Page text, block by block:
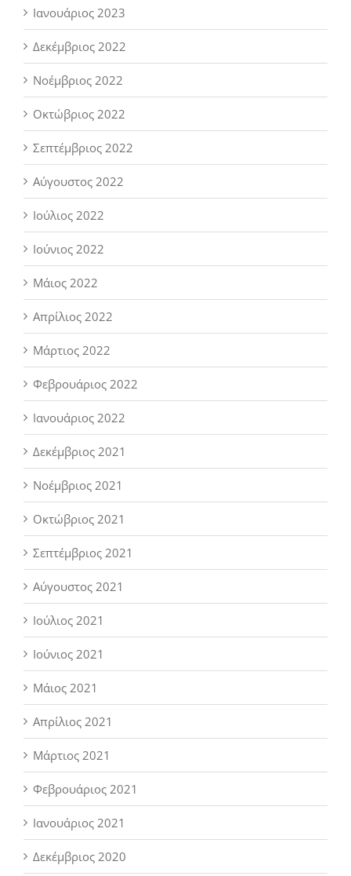
Ιανουάριος 2023
Δεκέμβριος 2022
Νοέμβριος 2022
Οκτώβριος 2022
Σεπτέμβριος 2022
Αύγουστος 2022
Ιούλιος 2022
Ιούνιος 2022
Μάιος 2022
Απρίλιος 2022
Μάρτιος 2022
Φεβρουάριος 2022
Ιανουάριος 2022
Δεκέμβριος 2021
Νοέμβριος 2021
Οκτώβριος 2021
Σεπτέμβριος 2021
Αύγουστος 2021
Ιούλιος 2021
Ιούνιος 2021
Μάιος 2021
Απρίλιος 2021
Μάρτιος 2021
Φεβρουάριος 2021
Ιανουάριος 2021
Δεκέμβριος 2020